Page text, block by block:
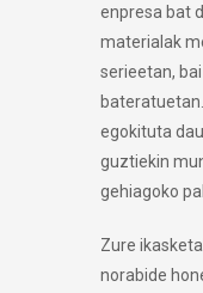
enpresa bat
materialak
serieetan,
egokituta
guztiekin
gehiagoko
Zure
norabide